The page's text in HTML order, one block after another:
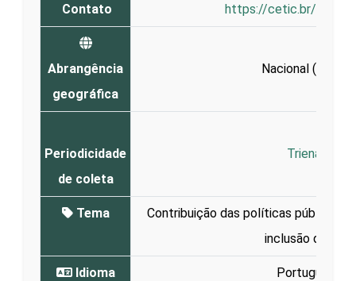
Contato https://cetic.br/es/
Abrangência
geográfica
Nacional (Brasil
Periodicidade
de coleta
Trienal
Tema
Contribuição das políticas públicas
inclusão digital
Idioma Português